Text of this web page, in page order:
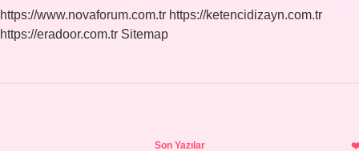
https://www.novaforum.com.tr https://ketencidizayn.com.tr
https://eradoor.com.tr Sitemap
Son Yazılar